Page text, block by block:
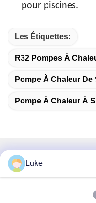
pour piscines.
Les Étiquettes:
R32 Pompes À
Pompe À Chaleur
Pompe À Chaleur À
Contactez
Je ne veux pas.34,
Luke